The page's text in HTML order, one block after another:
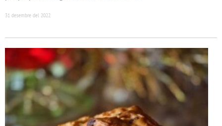
31 desembre del 2022